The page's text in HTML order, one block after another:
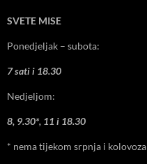
SVETE MISE
Ponedjeljak – subota:
7 sati i 18.30
Nedjeljom:
8, 9.30*, 11 i 18.30
* nema tijekom srpnja i kolovoza